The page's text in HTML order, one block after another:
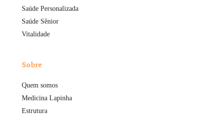
Saúde Personalizada
Saúde Sênior
Vitalidade
Sobre
Quem somos
Medicina Lapinha
Estrutura